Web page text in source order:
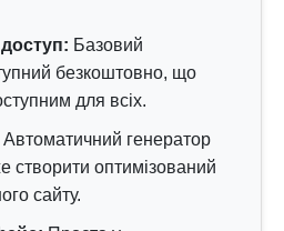
Базовий
безкоштовно, що
для всіх.
Автоматичний генератор
створити оптимізований
сайту.